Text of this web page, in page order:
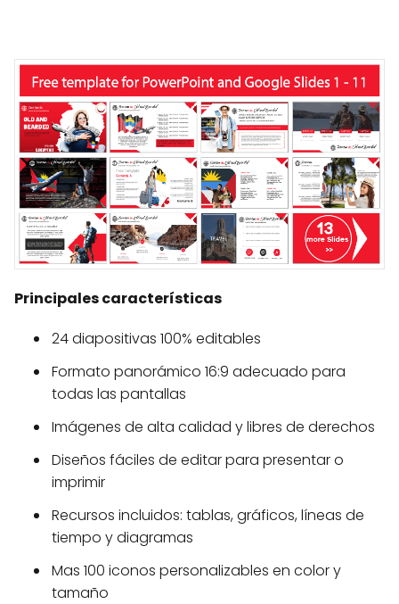
Principales características
24 diapositivas 100% editables
Formato panorámico 16:9 adecuado para
todas las pantallas
Imágenes de alta calidad y libres de derechos
Diseños fáciles de editar para presentar o
imprimir
Recursos incluidos: tablas, gráficos, líneas de
tiempo y diagramas
Mas 100 iconos personalizables en color y
tamaño